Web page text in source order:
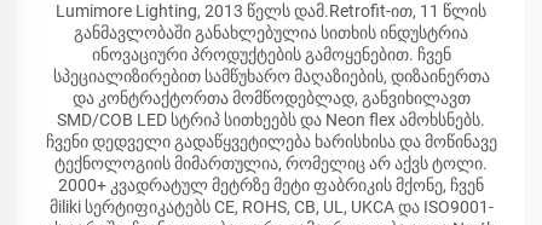
Lumimore Lighting, 2013 წელს დამ.Retrofit-ით, 11 წლის
განმავლობაში განახლებულია სითხის ინდუსტრია
ინოვაციური პროდუქტების გამოყენებით. ჩვენ
სპეციალიზირებით სამწუხარო მაღაზიების, დიზაინერთა
და კონტრაქტორთა მომწოდებლად, განვიხილავთ
SMD/COB LED სტრიპ სითხეებს და Neon flex ამოხსნებს.
ჩვენი დედველი გადაწყვეტილება ხარისხისა და მოწინავე
ტექნოლოგიის მიმართულია, რომელიც არ აქვს ტოლი.
2000+ კვადრატულ მეტრზე მეტი ფაბრიკის მქონე, ჩვენ
მiliki სერტიფიკატებს CE, ROHS, CB, UL, UKCA და ISO9001-